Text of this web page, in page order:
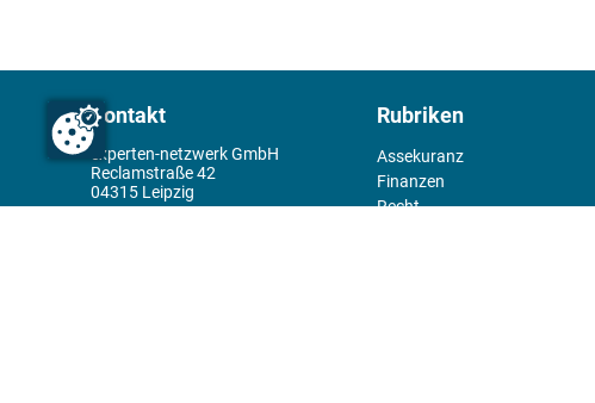
Kontakt
experten-netzwerk GmbH
Reclamstraße 42
04315 Leipzig
Rubriken
Assekuranz
Finanzen
Recht